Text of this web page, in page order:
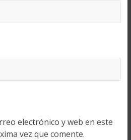
electrónico y web en este
vez que comente.